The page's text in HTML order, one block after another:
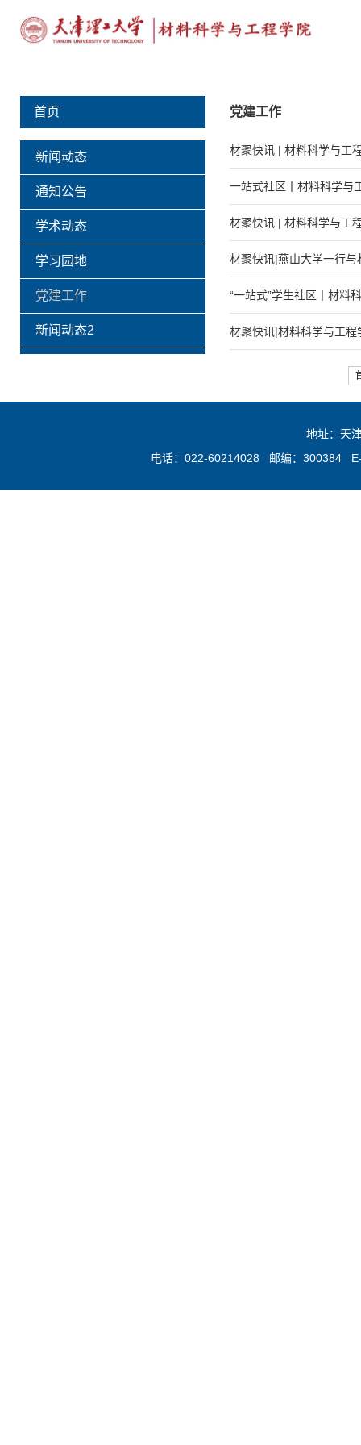
党建工作
材聚快讯 | 材料科学与工
一站式社区丨材料科学与
材聚快讯 | 材料科学与工
材聚快讯|燕山大学一行
“一站式”学生社区丨材料
材聚快讯|材料科学与工程
首页
新闻动态
通知公告
学术动态
学习园地
党建工作
新闻动态2
地址：天
电话：022-60214028 邮编：300384